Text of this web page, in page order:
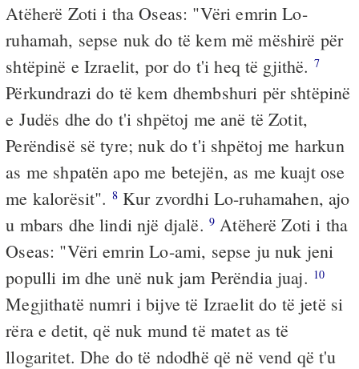
Atëherë Zoti i tha Oseas: "Vëri emrin Lo-
ruhamah, sepse nuk do të kem më mëshirë për
shtëpinë e Izraelit, por do t'i heq të gjithë. 7
Përkundrazi do të kem dhembshuri për shtëpinë
e Judës dhe do t'i shpëtoj me anë të Zotit,
Perëndisë së tyre; nuk do t'i shpëtoj me harkun
as me shpatën apo me betejën, as me kuajt ose
me kalorësit". 8Kur zvordhi Lo-ruhamahen, ajo
u mbars dhe lindi një djalë. 9 Atëherë Zoti i tha
Oseas: "Vëri emrin Lo-ami, sepse ju nuk jeni
populli im dhe unë nuk jam Perëndia juaj. 10
Megjithatë numri i bijve të Izraelit do të jetë si
rëra e detit, që nuk mund të matet as të
llogaritet. Dhe do të ndodhë që në vend që t'u